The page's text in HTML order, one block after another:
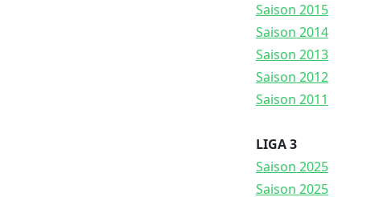
Saison 2015
Saison 2014
Saison 2013
Saison 2012
Saison 2011
LIGA 3
Saison 2025
Saison 2025